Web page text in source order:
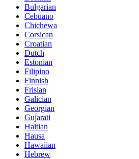
Bulgarian
Cebuano
Chichewa
Corsican
Croatian
Dutch
Estonian
Filipino
Finnish
Frisian
Galician
Georgian
Gujarati
Haitian
Hausa
Hawaiian
Hebrew